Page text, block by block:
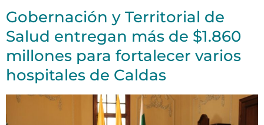
Gobernación y Territorial de
Salud entregan más de $1.860
millones para fortalecer varios
hospitales de Caldas